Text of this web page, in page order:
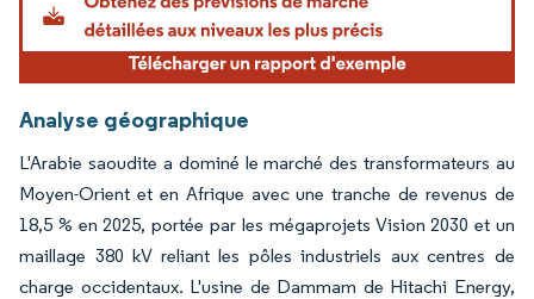
Analyse géographique
L'Arabie saoudite a dominé le marché des transformateurs au
Moyen-Orient et en Afrique avec une tranche de revenus de
18,5 % en 2025, portée par les mégaprojets Vision 2030 et un
maillage 380 kV reliant les pôles industriels aux centres de
charge occidentaux. L'usine de Dammam de Hitachi Energy,